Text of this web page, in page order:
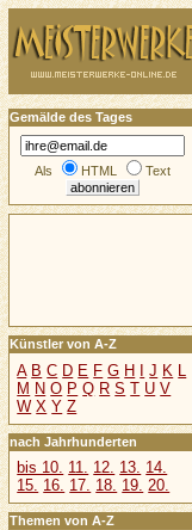
Gemälde des Tages
Als HTML Text
Künstler von A-Z
A B C D E F G H J K L
M N O P Q R S T U V
W X Y Z
nach Jahrhunderten
bis 10. 11. 12. 13. 14.
15. 16. 17. 18. 19. 20.
Themen von A-Z